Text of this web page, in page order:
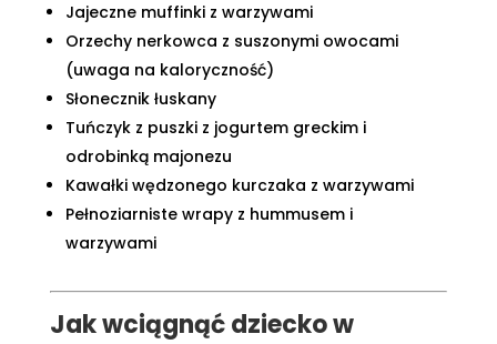
Jajeczne muffinki z warzywami
Orzechy nerkowca z suszonymi owocami
(uwaga na kaloryczność)
Słonecznik łuskany
Tuńczyk z puszki z jogurtem greckim i
odrobinką majonezu
Kawałki wędzonego kurczaka z warzywami
Pełnoziarniste wrapy z hummusem i
warzywami
Jak wciągnąć dziecko w